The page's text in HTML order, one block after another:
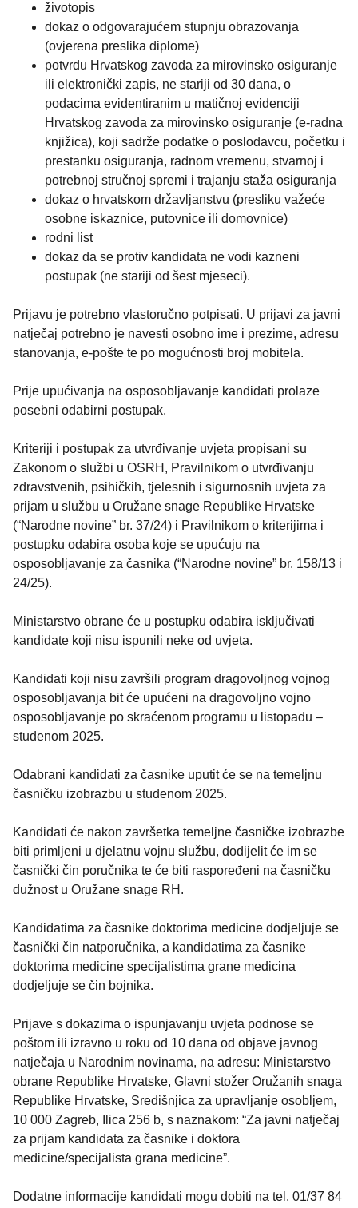
životopis
dokaz o odgovarajućem stupnju obrazovanja
(ovjerena preslika diplome)
potvrdu Hrvatskog zavoda za mirovinsko osiguranje
ili elektronički zapis, ne stariji od 30 dana, o
podacima evidentiranim u matičnoj evidenciji
Hrvatskog zavoda za mirovinsko osiguranje (e-radna
knjižica), koji sadrže podatke o poslodavcu, početku i
prestanku osiguranja, radnom vremenu, stvarnoj i
potrebnoj stručnoj spremi i trajanju staža osiguranja
dokaz o hrvatskom državljanstvu (presliku važeće
osobne iskaznice, putovnice ili domovnice)
rodni list
dokaz da se protiv kandidata ne vodi kazneni
postupak (ne stariji od šest mjeseci).
Prijavu je potrebno vlastoručno potpisati. U prijavi za javni
natječaj potrebno je navesti osobno ime i prezime, adresu
stanovanja, e-pošte te po mogućnosti broj mobitela.
Prije upućivanja na osposobljavanje kandidati prolaze
posebni odabirni postupak.
Kriteriji i postupak za utvrđivanje uvjeta propisani su
Zakonom o službi u OSRH, Pravilnikom o utvrđivanju
zdravstvenih, psihičkih, tjelesnih i sigurnosnih uvjeta za
prijam u službu u Oružane snage Republike Hrvatske
(“Narodne novine” br. 37/24) i Pravilnikom o kriterijima i
postupku odabira osoba koje se upućuju na
osposobljavanje za časnika (“Narodne novine” br. 158/13 i
24/25).
Ministarstvo obrane će u postupku odabira isključivati
kandidate koji nisu ispunili neke od uvjeta.
Kandidati koji nisu završili program dragovoljnog vojnog
osposobljavanja bit će upućeni na dragovoljno vojno
osposobljavanje po skraćenom programu u listopadu –
studenom 2025.
Odabrani kandidati za časnike uputit će se na temeljnu
časničku izobrazbu u studenom 2025.
Kandidati će nakon završetka temeljne časničke izobrazbe
biti primljeni u djelatnu vojnu službu, dodijelit će im se
časnički čin poručnika te će biti raspoređeni na časničku
dužnost u Oružane snage RH.
Kandidatima za časnike doktorima medicine dodjeljuje se
časnički čin natporučnika, a kandidatima za časnike
doktorima medicine specijalistima grane medicina
dodjeljuje se čin bojnika.
Prijave s dokazima o ispunjavanju uvjeta podnose se
poštom ili izravno u roku od 10 dana od objave javnog
natječaja u Narodnim novinama, na adresu: Ministarstvo
obrane Republike Hrvatske, Glavni stožer Oružanih snaga
Republike Hrvatske, Središnjica za upravljanje osobljem,
10 000 Zagreb, Ilica 256 b, s naznakom: “Za javni natječaj
za prijam kandidata za časnike i doktora
medicine/specijalista grana medicine”.
Dodatne informacije kandidati mogu dobiti na tel. 01/37 84